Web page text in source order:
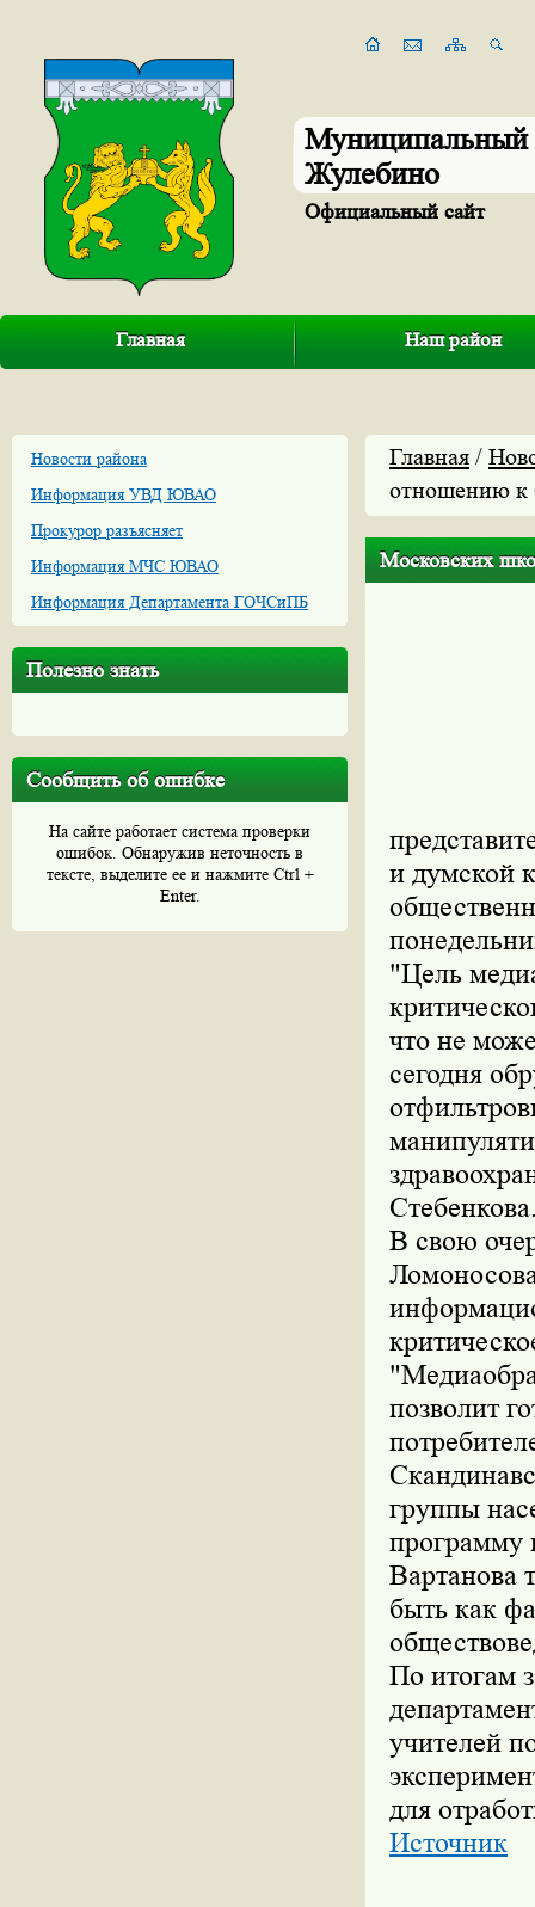
Муниципальный
Жулебино
Официальный сайт
Главная Наш район
Новости района
Информация УВД ЮВАО
Прокурор разъясняет
Информация МЧС ЮВАО
Информация Департамента ГОЧСиПБ
Полезно знать
Сообщить об ошибке
На сайте работает система проверки
ошибок. Обнаружив неточность в
тексте, выделите ее и нажмите Ctrl +
Enter.
Главная /
отношению
Московских
и думской
"Цель
что не
сегодня
В свою
позволит
группы
программу
Вартанова
быть как
По итогам
учителей
для
Источник